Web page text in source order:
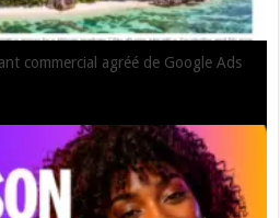
contre la stigmatisation commence